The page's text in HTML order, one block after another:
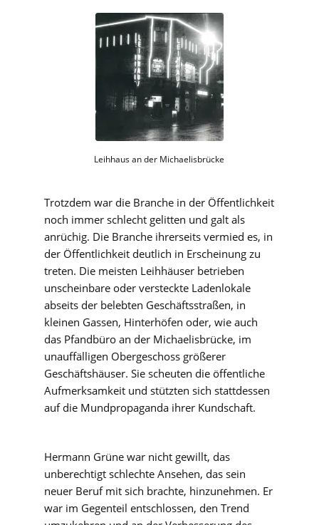
Leihhaus an der Michaelisbrücke
Trotzdem war die Branche in der Öffentlichkeit
noch immer schlecht gelitten und galt als
anrüchig. Die Branche ihrerseits vermied es, in
der Öffentlichkeit deutlich in Erscheinung zu
treten. Die meisten Leihhäuser betrieben
unscheinbare oder versteckte Ladenlokale
abseits der belebten Geschäftsstraßen, in
kleinen Gassen, Hinterhöfen oder, wie auch
das Pfandbüro an der Michaelisbrücke, im
unauffälligen Obergeschoss größerer
Geschäftshäuser. Sie scheuten die öffentliche
Aufmerksamkeit und stützten sich stattdessen
auf die Mundpropaganda ihrer Kundschaft.
Hermann Grüne war nicht gewillt, das
unberechtigt schlechte Ansehen, das sein
neuer Beruf mit sich brachte, hinzunehmen. Er
war im Gegenteil entschlossen, den Trend